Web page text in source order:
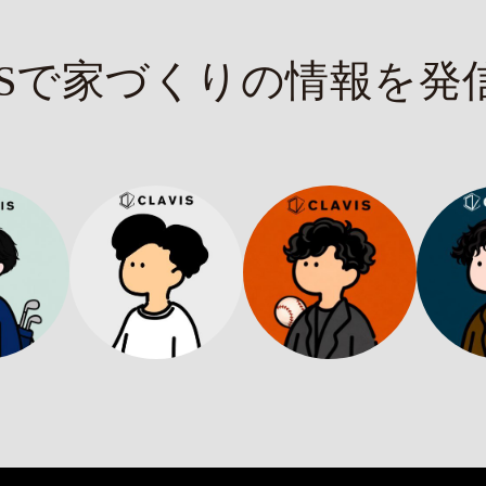
で家づくりの情報を発